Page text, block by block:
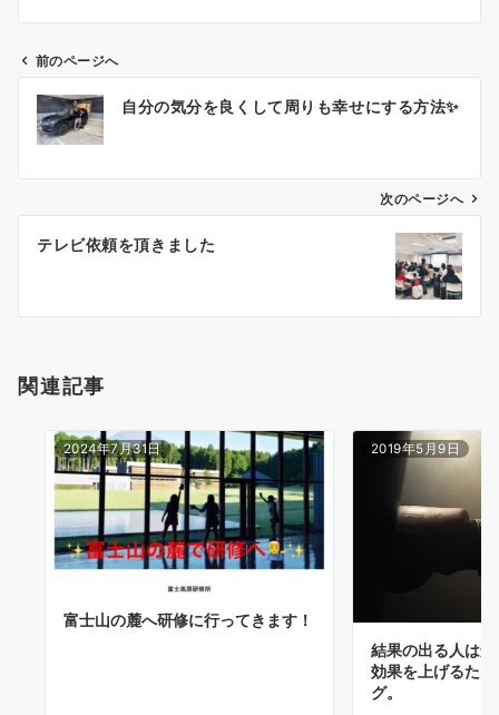
ン
前のページへ
自分の気分を良くして周りも幸せにする方法✨
次のページへ
テレビ依頼を頂きました
関連記事
2024年7月31日
富士山の麓へ研修に行ってきます！
2019年5月9日
結果の出る人は
効果を上げるた
グ。